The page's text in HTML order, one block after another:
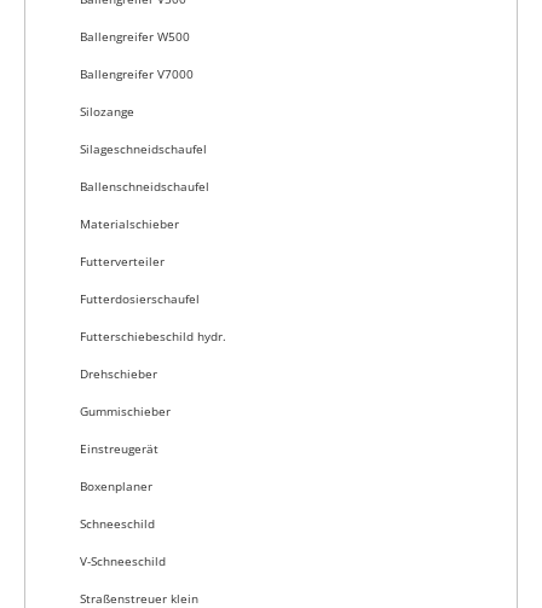
Ballengreifer W500
Ballengreifer V7000
Silozange
Silageschneidschaufel
Ballenschneidschaufel
Materialschieber
Futterverteiler
Futterdosierschaufel
Futterschiebeschild hydr.
Drehschieber
Gummischieber
Einstreugerät
Boxenplaner
Schneeschild
V-Schneeschild
Straßenstreuer klein